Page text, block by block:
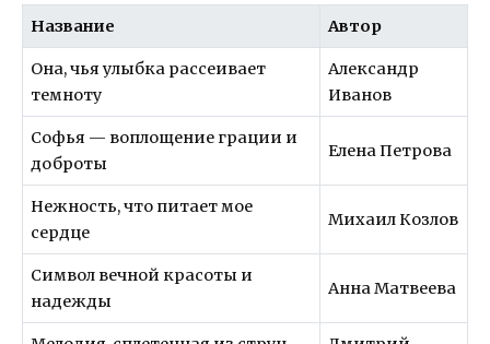
Название Автор
Она, чья улыбка рассеивает
темноту
Александр
Иванов
Софья — воплощение грации и
доброты
Елена Петрова
Нежность, что питает мое
сердце
Михаил Козлов
Символ вечной красоты и
надежды
Анна Матвеева